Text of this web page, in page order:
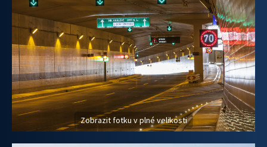
Zobrazit fotku v plné velikosti